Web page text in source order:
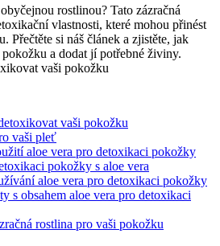
rostlinou? Tato zázračná
vlastnosti, které mohou přinést
Přečtěte si náš článek a zjistěte, jak
a dodat jí potřebné živiny.
vaši pokožku
vaši pleť
aloe vera pro detoxikaci pokožky
pokožky s aloe vera
aloe vera pro detoxikaci pokožky
s obsahem aloe vera pro detoxikaci
rostlina pro vaši pokožku